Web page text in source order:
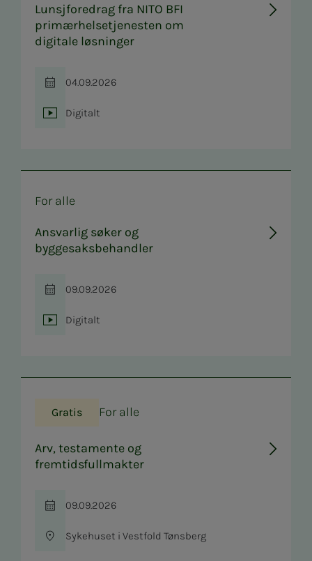
Lunsjforedrag fra NITO BFI
primærhelsetjenesten om
digitale løsninger
Tid
04.09.2026
Sted
Digitalt
For alle
Ansvarlig søker og
byggesaksbehandler
Tid
09.09.2026
Sted
Digitalt
Gratis For alle
Arv, testamente og
fremtidsfullmakter
Tid
09.09.2026
Sted
Sykehuset i Vestfold Tønsberg